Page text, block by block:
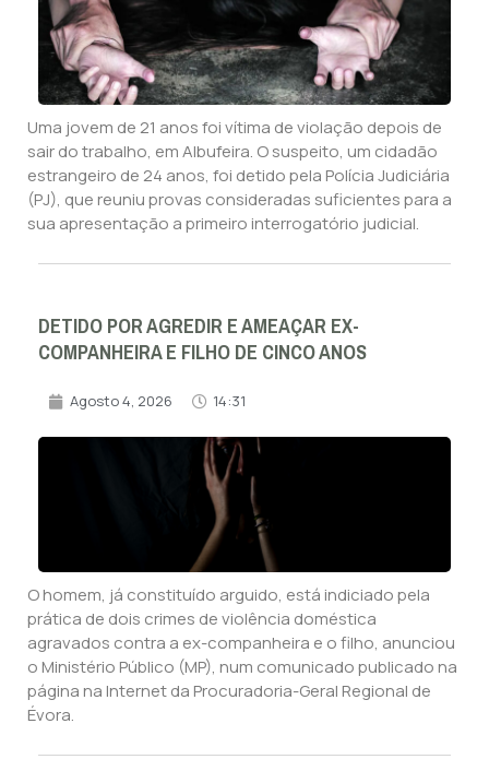
Uma jovem de 21 anos foi vítima de violação depois de
sair do trabalho, em Albufeira. O suspeito, um cidadão
estrangeiro de 24 anos, foi detido pela Polícia Judiciária
(PJ), que reuniu provas consideradas suficientes para a
sua apresentação a primeiro interrogatório judicial.
DETIDO POR AGREDIR E AMEAÇAR EX-
COMPANHEIRA E FILHO DE CINCO ANOS
Agosto 4, 2026 14:31
O homem, já constituído arguido, está indiciado pela
prática de dois crimes de violência doméstica
agravados contra a ex-companheira e o filho, anunciou
o Ministério Público (MP), num comunicado publicado na
página na Internet da Procuradoria-Geral Regional de
Évora.